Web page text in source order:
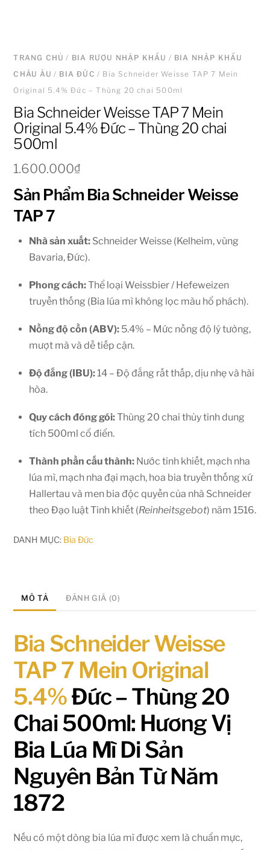
TRANG CHỦ / BIA RƯỢU NHẬP KHẨU / BIA NHẬP KHẨU
CHÂU ÂU / BIA ĐỨC / Bia Schneider Weisse TAP 7 Mein
Original 5.4% Đức – Thùng 20 chai 500ml
Bia Schneider Weisse TAP 7 Mein
Original 5.4% Đức – Thùng 20 chai
500ml
1.600.000₫
Sản Phẩm Bia Schneider Weisse
TAP 7
Nhà sản xuất: Schneider Weisse (Kelheim, vùng
Bavaria, Đức).
Phong cách:Thể loại Weissbier / Hefeweizen
truyền thống (Bia lúa mì không lọc màu hổ phách).
Nồng độ cồn (ABV): 5.4% – Mức nồng độ lý tưởng,
mượt mà và dễ tiếp cận.
Độ đắng (IBU):14 – Độ đắng rất thấp, dịu nhẹ và hài
hòa.
Quy cách đóng gói:Thùng 20 chai thủy tinh dung
tích 500ml cổ điển.
Thành phần cấu thành: Nước tinh khiết, mạch nha
lúa mì, mạch nha đại mạch, hoa bia truyền thống xứ
Hallertau và men bia độc quyền của nhà Schneider
theo Đạo luật Tinh khiết (Reinheitsgebot) năm 1516.
DANH MỤC: Bia Đức
MÔ TẢ ĐÁNH GIÁ (0)
Bia Schneider Weisse
TAP 7 Mein Original
5.4%Đức – Thùng 20
Chai 500ml: Hương Vị
Bia Lúa Mì Di Sản
Nguyên Bản Từ Năm
1872
Nếu có một dòng bia lúa mì được xem là chuẩn mực,